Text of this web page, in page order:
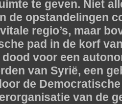
te geven. Niet
de opstandelingen
regio’s, maar
pad in de korf
voor een
van Syrië, een
de
van de